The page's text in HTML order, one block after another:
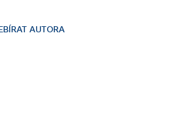
AUTORA